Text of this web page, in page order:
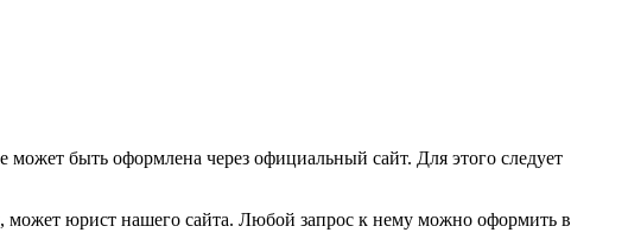
быть оформлена через официальный сайт. Для этого следует
может юрист нашего сайта. Любой запрос к нему можно оформить в